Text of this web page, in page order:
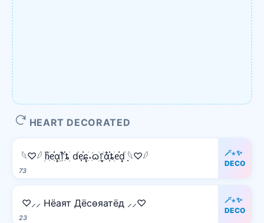
HEART DECORATED
73
𓆩♡𓆪 ׅׄჩִׂᧉ᩠ִׂ֗αׂׅׅ᥅ִ໋֗ȶׂׅ dׂׂ݂݂ᧉ᩠֗ɕִׄ˖ִ࣪ᦒ᩠ׂׅ᥅ִׂαִׂ໋ׅׅ֗ȶׂׅᧉ᩠֗dׂׂ݂݂ 𓆩♡𓆪
🪄⋆✨
DECO
23
♡⸝⸝ Hёаят Дёcѳяатёд ⸝⸝♡
🪄⋆✨
DECO